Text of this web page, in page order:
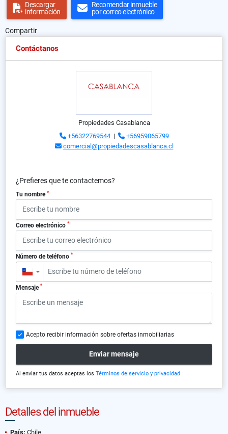
Descargar
información
Recomendar inmueble
por correo electrónico
Compartir
Contáctanos
Propiedades Casablanca
+56322769544|
+56959065799
comercial@propiedadescasablanca.cl
¿Prefieres que te contactemos?
Tu nombre *
Correo electrónico *
Número de teléfono *
▼
Mensaje *
Acepto recibir información sobre ofertas inmobiliarias
Enviar mensaje
Al enviar tus datos aceptas los Términos de servicio y privacidad
Detalles del inmueble
País: Chile